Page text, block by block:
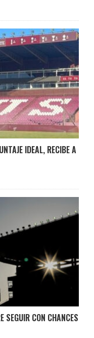
IDEAL, RECIBE A
SEGUIR CON CHANCES